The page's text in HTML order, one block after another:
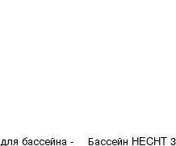
бассейна -
Бассейн HECHT